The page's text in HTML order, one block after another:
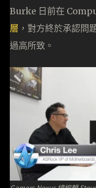
Burke 日前在
層 ，對方終於承認問
過高所致。